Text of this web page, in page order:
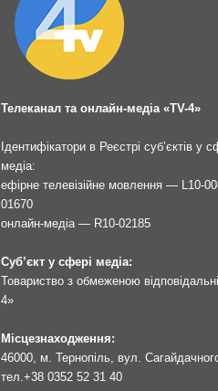
Телеканал та онлайн-медіа «TV-4»
Ідентифікатори в Реєстрі суб’єктів у
медіа:
ефірне телевізійне мовлення — L10-
01670
онлайн-медіа — R10-02185
Суб’єкт у сфері медіа:
Товариство з обмеженою
4»
Місцезнаходження:
46000, м. Тернопіль, вул.
тел.+38 0352 52 31 40